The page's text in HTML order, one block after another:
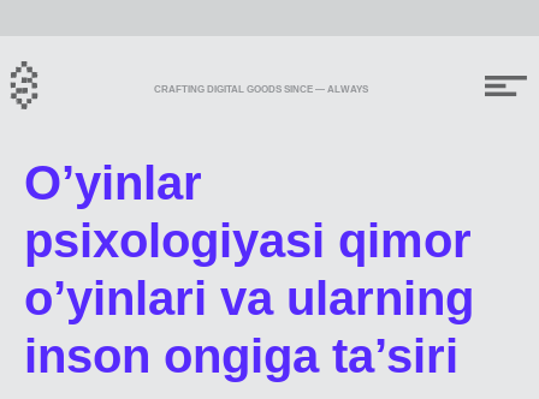
CRAFTING DIGITAL GOODS SINCE — ALWAYS
O’yinlar
psixologiyasi qimor
o’yinlari va ularning
inson ongiga ta’siri